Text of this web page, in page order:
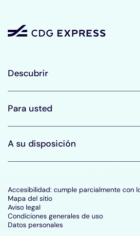
Descubrir
Para usted
A su disposición
Accesibilidad: cumple parcialmente con
Mapa del sitio
Aviso legal
Condiciones generales de uso
Datos personales